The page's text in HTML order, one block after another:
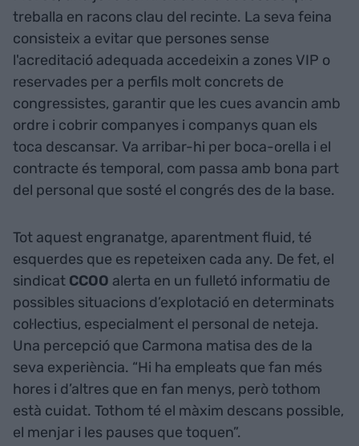
treballa en racons clau del recinte. La seva feina
consisteix a evitar que persones sense
l'acreditació adequada accedeixin a zones VIP o
reservades per a perfils molt concrets de
congressistes, garantir que les cues avancin amb
ordre i cobrir companyes i companys quan els
toca descansar. Va arribar-hi per boca-orella i el
contracte és temporal, com passa amb bona part
del personal que sosté el congrés des de la base.
Tot aquest engranatge, aparentment fluid, té
esquerdes que es repeteixen cada any. De fet, el
sindicat CCOO alerta en un fulletó informatiu de
possibles situacions d’explotació en determinats
col·lectius, especialment el personal de neteja.
Una percepció que Carmona matisa des de la
seva experiència. “Hi ha empleats que fan més
hores i d’altres que en fan menys, però tothom
està cuidat. Tothom té el màxim descans possible,
el menjar i les pauses que toquen”.